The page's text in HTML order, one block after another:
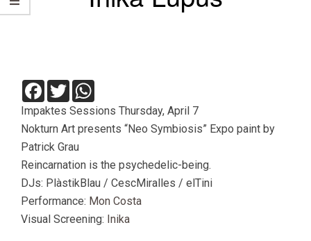
Facebook
Twitter
Impaktes Sessions Thursday, April 7
Nokturn Art presents “Neo Symbiosis” Expo paint by
Patrick Grau
Reincarnation is the psychedelic-being.
DJs: PlàstikBlau / CescMiralles / elTini
Performance: Mon Costa
Visual Screening: Inika